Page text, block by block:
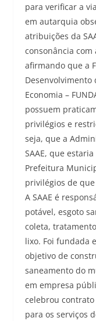
para verificar a
em autarquia
atribuições da
consonância
afirmando que a
Economia –
possuem
privilégios e
seja, que a
SAAE, que
Prefeitura
privilégios de que
A SAAE é
potável, esgoto
coleta,
lixo. Foi fundada
objetivo de
saneamento do
em empresa
celebrou contrato
para os serviços